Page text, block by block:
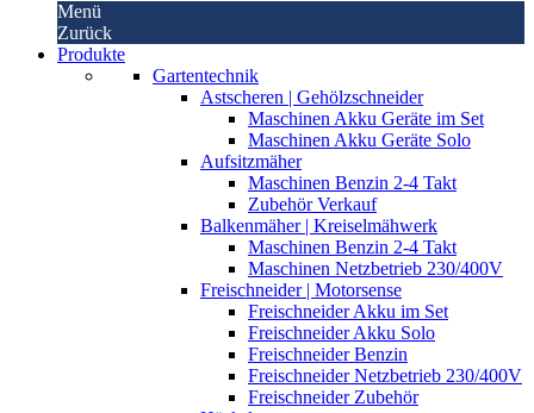
Menü
Zurück
Produkte
Gartentechnik
Astscheren | Gehölzschneider
Maschinen Akku Geräte im Set
Maschinen Akku Geräte Solo
Aufsitzmäher
Maschinen Benzin 2-4 Takt
Zubehör Verkauf
Balkenmäher | Kreiselmähwerk
Maschinen Benzin 2-4 Takt
Maschinen Netzbetrieb 230/400V
Freischneider | Motorsense
Freischneider Akku im Set
Freischneider Akku Solo
Freischneider Benzin
Freischneider Netzbetrieb 230/400V
Freischneider Zubehör